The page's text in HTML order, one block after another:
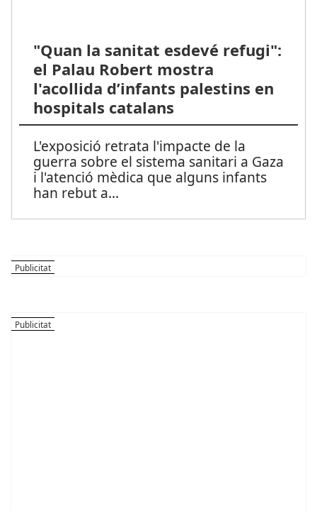
"Quan la sanitat esdevé refugi":
el Palau Robert mostra
l'acollida d’infants palestins en
hospitals catalans
L'exposició retrata l'impacte de la
guerra sobre el sistema sanitari a Gaza
i l'atenció mèdica que alguns infants
han rebut a...